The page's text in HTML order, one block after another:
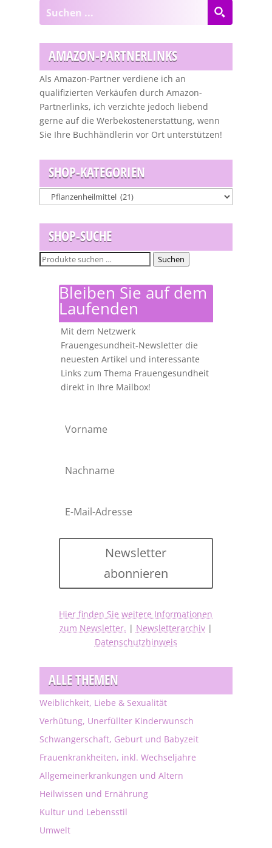
AMAZON-PARTNERLINKS
Als Amazon-Partner verdiene ich an
qualifizierten Verkäufen durch Amazon-
Partnerlinks, ich verzichte jedoch liebend
gerne auf die Werbekostenerstattung, wenn
Sie Ihre Buchhändlerin vor Ort unterstützen!
SHOP-KATEGORIEN
SHOP-SUCHE
Suchen
Suchen
Bleiben Sie auf dem
Laufenden
Mit dem Netzwerk
Frauengesundheit-Newsletter die
neuesten Artikel und interessante
Links zum Thema Frauengesundheit
direkt in Ihre Mailbox!
Newsletter
abonnieren
Hier finden Sie weitere Informationen
zum Newsletter. | Newsletterarchiv|
Datenschutzhinweis
ALLE THEMEN
Weiblichkeit, Liebe & Sexualität
Verhütung, Unerfüllter Kinderwunsch
Schwangerschaft, Geburt und Babyzeit
Frauenkrankheiten, inkl. Wechseljahre
Allgemeinerkrankungen und Altern
Heilwissen und Ernährung
Kultur und Lebensstil
Umwelt